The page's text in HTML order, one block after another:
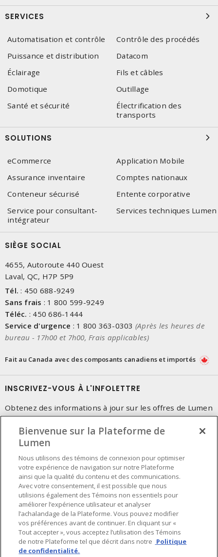
SERVICES
Automatisation et contrôle
Contrôle des procédés
Puissance et distribution
Datacom
Éclairage
Fils et câbles
Domotique
Outillage
Santé et sécurité
Électrification des
transports
SOLUTIONS
eCommerce
Application Mobile
Assurance inventaire
Comptes nationaux
Conteneur sécurisé
Entente corporative
Service pour consultant-
intégrateur
Services techniques Lumen
SIÈGE SOCIAL
4655, Autoroute 440 Ouest
Laval, QC, H7P 5P9
Tél. : 450 688-9249
Sans frais : 1 800 599-9249
Téléc. : 450 686-1444
Service d'urgence : 1 800 363-0303 (Après les heures de
bureau - 17h00 et 7h00, Frais applicables)
Fait au Canada avec des composants canadiens et importés
INSCRIVEZ-VOUS À L'INFOLETTRE
Obtenez des informations à jour sur les offres de Lumen
Préférences en matière de cookies
Bienvenue sur la Plateforme de
Lumen
Nous utilisons des témoins de connexion pour optimiser
votre expérience de navigation sur notre Plateforme
ainsi que la qualité du contenu et des communications.
Avec votre consentement, il est possible que nous
utilisions également des Témoins non essentiels pour
améliorer l’expérience utilisateur et analyser
l’achalandage de la Plateforme. Vous pouvez modifier
vos préférences avant de continuer. En cliquant sur «
Tout accepter », vous acceptez l’utilisation des Témoins
de notre Plateforme tel que décrit dans notre Politique
de confidentialité.